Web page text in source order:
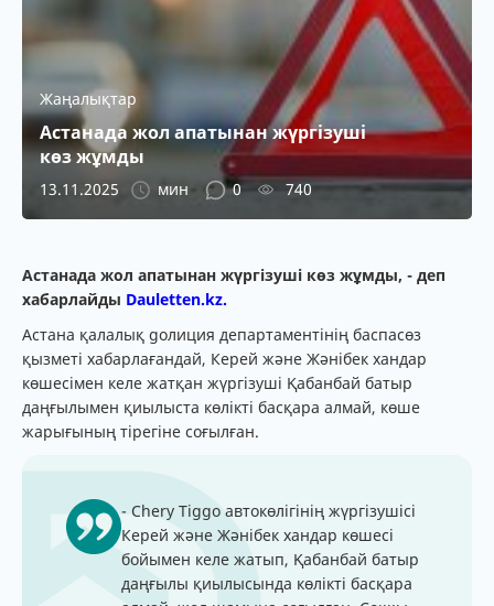
Жаңалықтар
Астанада жол апатынан жүргізуші
көз жұмды
13.11.2025 мин 0 740
Астанада жол апатынан жүргізуші көз жұмд​ы, - деп
хабарлайды Dauletten.kz.
Астана қалалық gолиция департаментінің баспасөз
қызметі хабарлағандай, Керей және Жәнібек хандар
көшесімен келе жатқан жүргізуші Қабанбай батыр
даңғылымен қиылыста көлікті басқара алмай, көше
жарығының тірегіне соғылған.
- Chery Tiggo автокөлігінің жүргізушісі
Керей және Жәнібек хандар көшесі
бойымен келе жатып, Қабанбай батыр
даңғылы қиылысында көлікті басқара